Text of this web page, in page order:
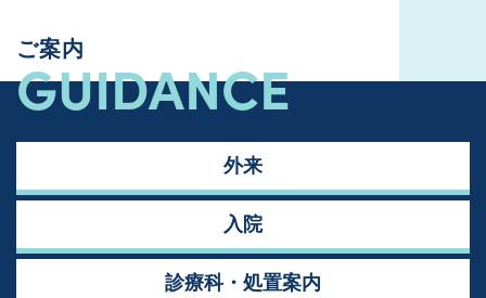
ご案内
GUIDANCE
外来
入院
診療科・処置案内